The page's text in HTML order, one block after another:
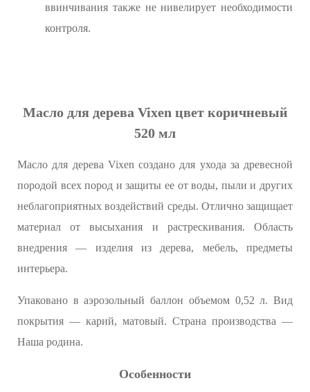
ввинчивания также не нивелирует необходимости
контроля.
Масло для дерева Vixen цвет коричневый
520 мл
Масло для дерева Vixen создано для ухода за древесной
породой всех пород и защиты ее от воды, пыли и других
неблагоприятных воздействий среды. Отлично защищает
материал от высыхания и растрескивания. Область
внедрения — изделия из дерева, мебель, предметы
интерьера.
Упаковано в аэрозольный баллон объемом 0,52 л. Вид
покрытия — карий, матовый. Страна производства —
Наша родина.
Особенности